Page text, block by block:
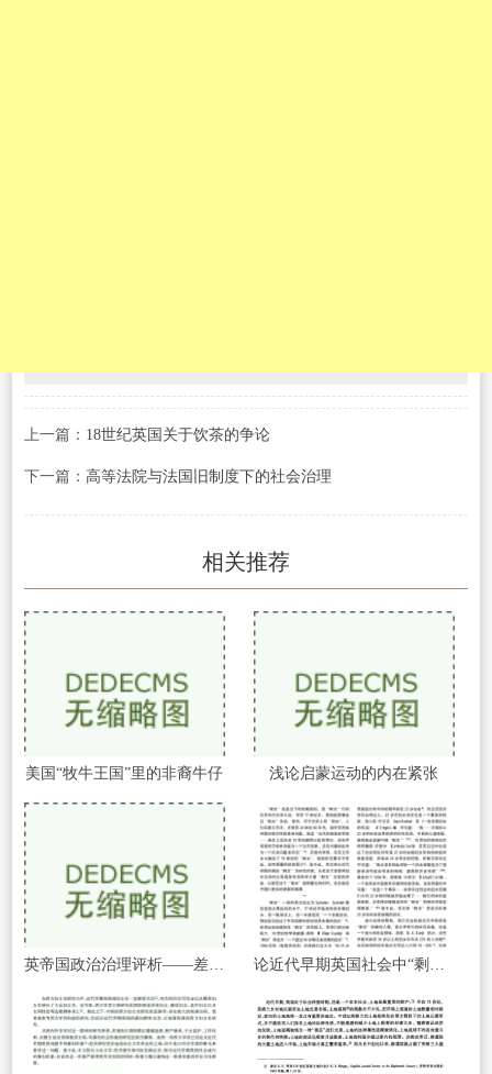
上一篇： 18世纪英国关于饮茶的争论
下一篇： 高等法院与法国旧制度下的社会治理
相关推荐
美国“牧牛王国”里的非裔牛仔 浅论启蒙运动的内在紧张
英帝国政治治理评析——差异化治理模式